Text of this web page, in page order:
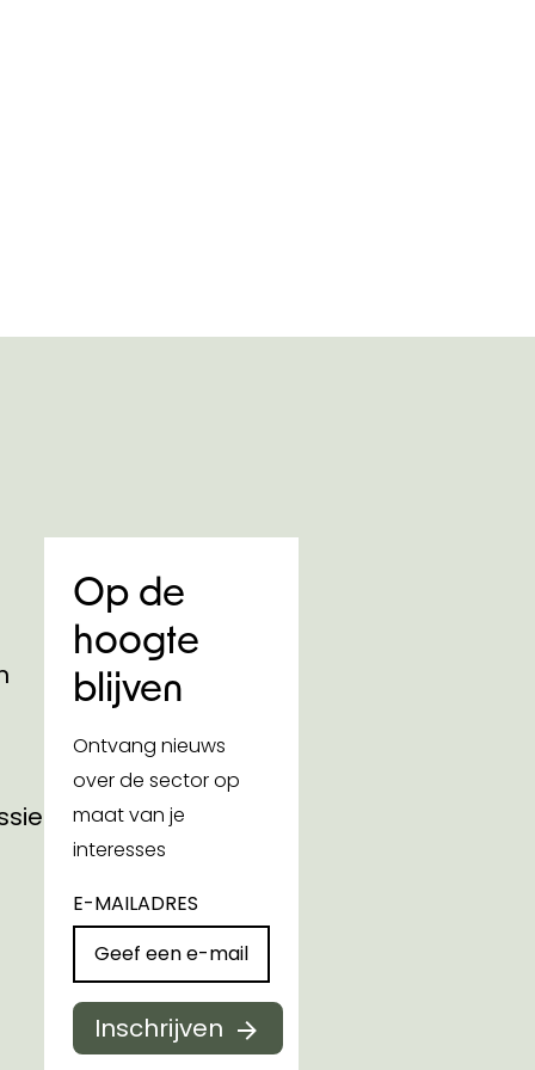
Op de
hoogte
blijven
Ontvang nieuws
over de sector op
maat van je
interesses
E-MAILADRES
Inschrijven